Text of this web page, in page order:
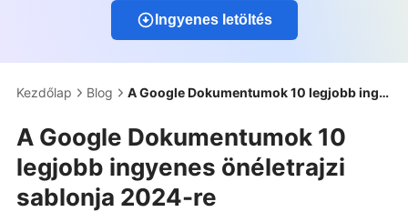
Ingyenes letöltés
Kezdőlap Blog A Google Dokumentumok 10 legjobb ingyenes önéletrajzi sablonja 2024-re
A Google Dokumentumok 10
legjobb ingyenes önéletrajzi
sablonja 2024-re